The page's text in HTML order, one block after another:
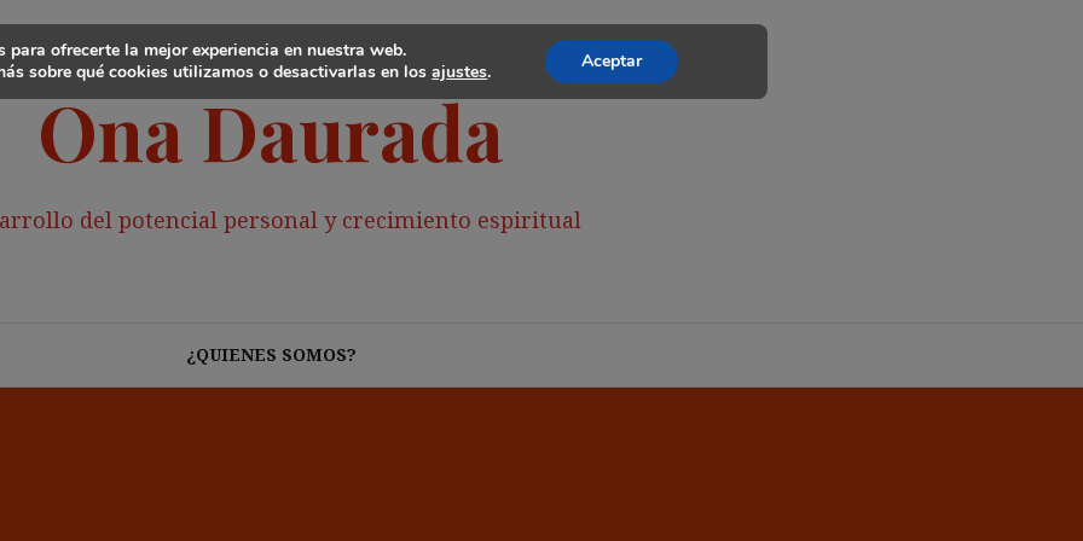
Ona Daurada
del potencial personal y crecimiento espiritual
¿QUIENES SOMOS?
para ofrecerte la mejor experiencia en nuestra web.
sobre qué cookies utilizamos o desactivarlas en losajustes. Aceptar